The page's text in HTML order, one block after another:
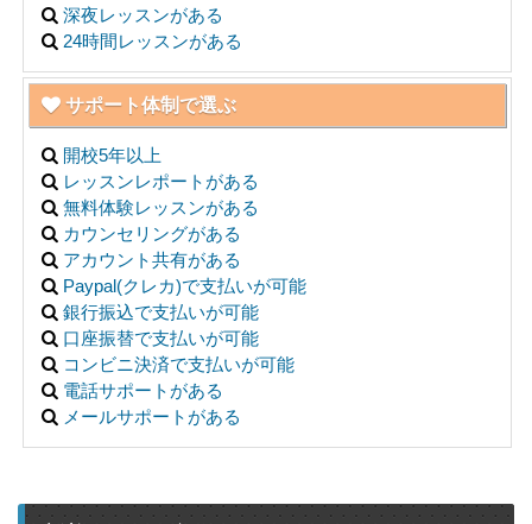
深夜レッスンがある
24時間レッスンがある
サポート体制で選ぶ
開校5年以上
レッスンレポートがある
無料体験レッスンがある
カウンセリングがある
アカウント共有がある
Paypal(クレカ)で支払いが可能
銀行振込で支払いが可能
口座振替で支払いが可能
コンビニ決済で支払いが可能
電話サポートがある
メールサポートがある